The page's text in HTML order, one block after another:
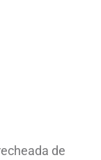
de